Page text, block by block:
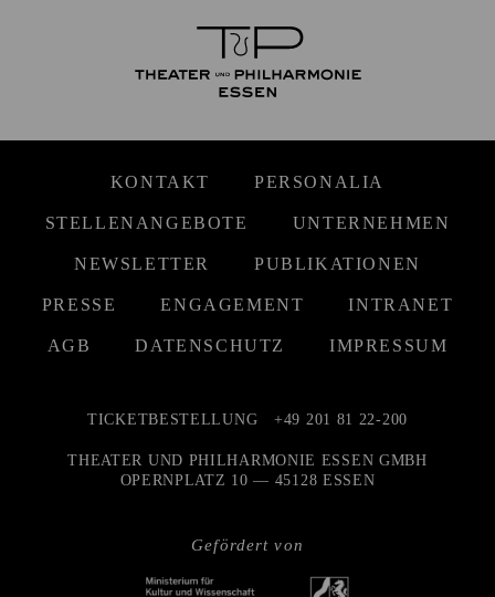
KONTAKT PERSONALIA
STELLENANGEBOTE UNTERNEHMEN
NEWSLETTER PUBLIKATIONEN
PRESSE ENGAGEMENT INTRANET
AGB DATENSCHUTZ IMPRESSUM
Gefördert von
TICKETBESTELLUNG +49 201 81 22-200
THEATER UND PHILHARMONIE ESSEN GMBH
OPERNPLATZ 10 — 45128 ESSEN